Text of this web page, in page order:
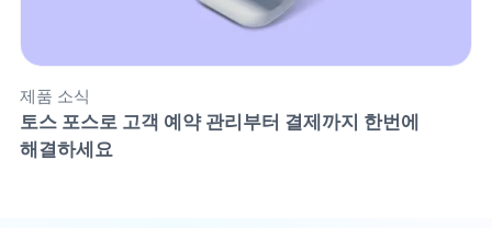
제품 소식
토스 포스로 고객 예약 관리부터 결제까지 한번에
해결하세요